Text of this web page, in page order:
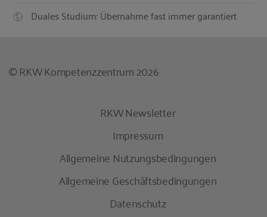
Duales Studium: Übernahme fast immer garantiert
© RKW Kompetenzzentrum 2026
RKW Newsletter
Impressum
Allgemeine Nutzungsbedingungen
Allgemeine Geschäftsbedingungen
Datenschutz